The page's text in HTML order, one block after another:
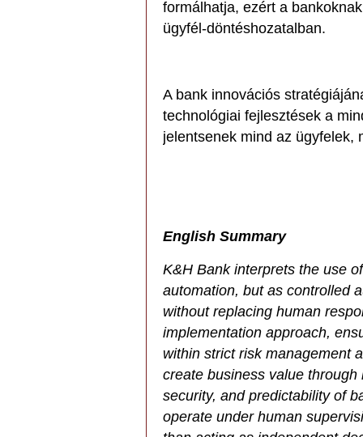
formálhatja, ezért a
ügyfél-döntéshozatalban.
A bank innovációs
technológiai fejlesztések a
jelentsenek mind az ügyfelek,
English Summary
K&H Bank interprets the use
automation, but as controlled
without replacing human
implementation approach,
within strict risk management
create business value
security, and predictability of
operate under human